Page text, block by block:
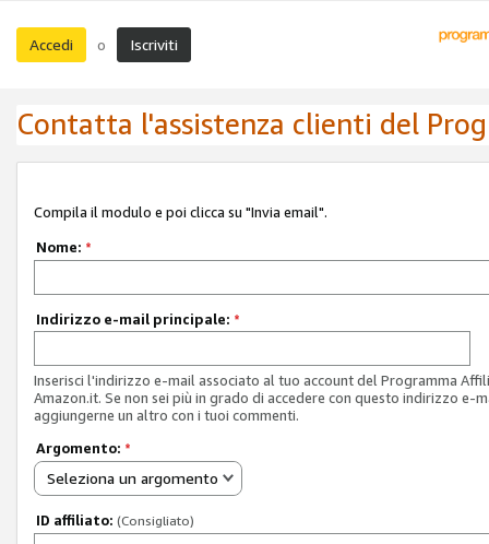
Accedi o Iscriviti
Contatta l'assistenza clienti del
Compila il modulo e poi clicca su "Invia email".
Nome: *
Indirizzo e-mail principale: *
Inserisci l'indirizzo e-mail associato al tuo account del Programma
Amazon.it. Se non sei più in grado di accedere con questo indirizzo e-
aggiungerne un altro con i tuoi commenti.
Argomento: *
Seleziona un argomento
ID affiliato: (Consigliato)